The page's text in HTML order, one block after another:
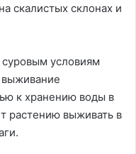
скалистых склонах и
условиям
выживание
к хранению воды в
растению выживать в